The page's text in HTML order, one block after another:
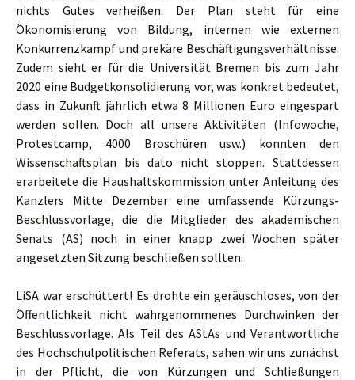
nichts Gutes verheißen. Der Plan steht für eine
Ökonomisierung von Bildung, internen wie externen
Konkurrenzkampf und prekäre Beschäftigungsverhältnisse.
Zudem sieht er für die Universität Bremen bis zum Jahr
2020 eine Budgetkonsolidierung vor, was konkret bedeutet,
dass in Zukunft jährlich etwa 8 Millionen Euro eingespart
werden sollen. Doch all unsere Aktivitäten (Infowoche,
Protestcamp, 4000 Broschüren usw.) konnten den
Wissenschaftsplan bis dato nicht stoppen. Stattdessen
erarbeitete die Haushaltskommission unter Anleitung des
Kanzlers Mitte Dezember eine umfassende Kürzungs-
Beschlussvorlage, die die Mitglieder des akademischen
Senats (AS) noch in einer knapp zwei Wochen später
angesetzten Sitzung beschließen sollten.
LiSA war erschüttert! Es drohte ein geräuschloses, von der
Öffentlichkeit nicht wahrgenommenes Durchwinken der
Beschlussvorlage. Als Teil des AStAs und Verantwortliche
des Hochschulpolitischen Referats, sahen wir uns zunächst
in der Pflicht, die von Kürzungen und Schließungen